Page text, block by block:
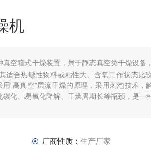
机
空箱式干燥装置，属于静态真空类干燥设备
适合热敏性物料或粘性大、含氧工作状态比
“高真空"层流干燥的原理，采用刺泡技术，
化、易氧化降解、干燥周期长等瓶颈，是一
厂商性质： 生产厂家